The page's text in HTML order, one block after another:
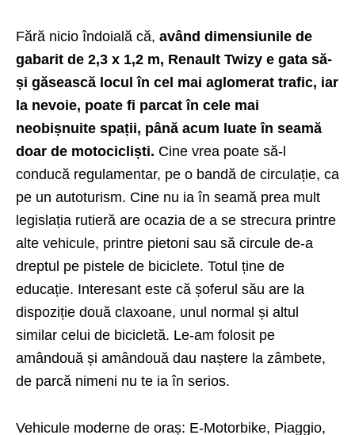
Fără nicio îndoială că, având dimensiunile de
gabarit de 2,3 x 1,2 m, Renault Twizy e gata să-
și găsească locul în cel mai aglomerat trafic, iar
la nevoie, poate fi parcat în cele mai
neobișnuite spații, până acum luate în seamă
doar de motocicliști. Cine vrea poate să-l
conducă regulamentar, pe o bandă de circulație, ca
pe un autoturism. Cine nu ia în seamă prea mult
legislația rutieră are ocazia de a se strecura printre
alte vehicule, printre pietoni sau să circule de-a
dreptul pe pistele de biciclete. Totul ține de
educație. Interesant este că șoferul său are la
dispoziție două claxoane, unul normal și altul
similar celui de bicicletă. Le-am folosit pe
amândouă și amândouă dau naștere la zâmbete,
de parcă nimeni nu te ia în serios.
Vehicule moderne de oraș: E-Motorbike, Piaggio,